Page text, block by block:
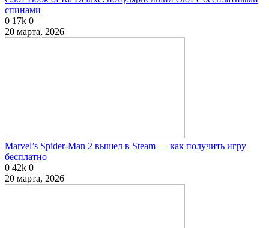
спинами
0 17k 0
20 марта, 2026
Marvel’s Spider-Man 2 вышел в Steam — как получить игру
бесплатно
0 42k 0
20 марта, 2026